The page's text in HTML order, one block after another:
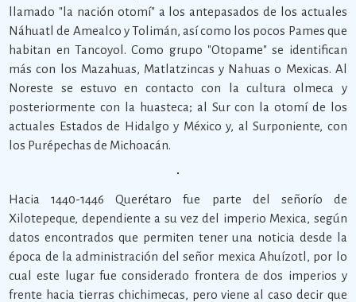
llamado "la nación otomí" a los antepasados de los actuales
Náhuatl de Amealco y Tolimán, así como los pocos Pames que
habitan en Tancoyol. Como grupo "Otopame" se identifican
más con los Mazahuas, Matlatzincas y Nahuas o Mexicas. Al
Noreste se estuvo en contacto con la cultura olmeca y
posteriormente con la huasteca; al Sur con la otomí de los
actuales Estados de Hidalgo y México y, al Surponiente, con
los Purépechas de Michoacán.
Hacia 1440-1446 Querétaro fue parte del señorío de
Xilotepeque, dependiente a su vez del imperio Mexica, según
datos encontrados que permiten tener una noticia desde la
época de la administración del señor mexica Ahuízotl, por lo
cual este lugar fue considerado frontera de dos imperios y
frente hacia tierras chichimecas, pero viene al caso decir que